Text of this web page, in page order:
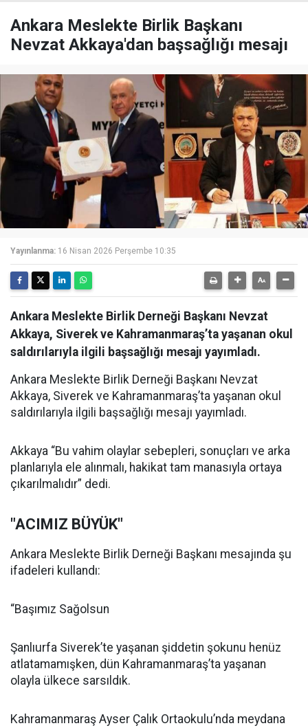
Ankara Meslekte Birlik Başkanı
Nevzat Akkaya'dan başsağlığı mesajı
Yayınlanma: 16 Nisan 2026 Perşembe 10:35
Ankara Meslekte Birlik Derneği Başkanı Nevzat
Akkaya, Siverek ve Kahramanmaraş’ta yaşanan okul
saldırılarıyla ilgili başsağlığı mesajı yayımladı.
Ankara Meslekte Birlik Derneği Başkanı Nevzat
Akkaya, Siverek ve Kahramanmaraş’ta yaşanan okul
saldırılarıyla ilgili başsağlığı mesajı yayımladı.
Akkaya “Bu vahim olaylar sebepleri, sonuçları ve arka
planlarıyla ele alınmalı, hakikat tam manasıyla ortaya
çıkarılmalıdır” dedi.
"ACIMIZ BÜYÜK"
Ankara Meslekte Birlik Derneği Başkanı mesajında şu
ifadeleri kullandı:
“Başımız Sağolsun
Şanlıurfa Siverek’te yaşanan şiddetin şokunu henüz
atlatamamışken, dün Kahramanmaraş’ta yaşanan
olayla ülkece sarsıldık.
Kahramanmaraş Ayser Çalık Ortaokulu’nda meydana